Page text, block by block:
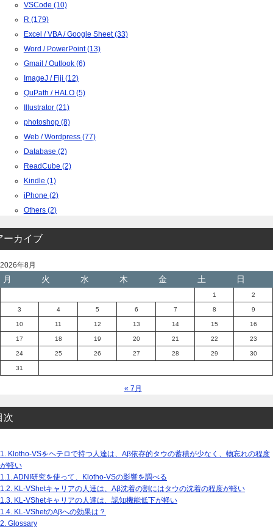
VSCode (10)
R (179)
Excel / VBA / Google Sheet (33)
Word / PowerPoint (13)
Gmail / Outlook (6)
ImageJ / Fiji (12)
QuPath / HALO (5)
Illustrator (21)
photoshop (8)
Web / Wordpress (77)
Database (2)
ReadCube (2)
Kindle (1)
iPhone (2)
Others (2)
ーカイブ
2026年8月
月 火 水 木 金 土 日
1 2
3 4 5 6 7 8 9
10 11 12 13 14 15 16
17 18 19 20 21 22 23
24 25 26 27 28 29 30
31
« 7月
次
1. Klotho-VSをヘテロで持つ人達は、Aβ依存的タウの蓄積が少なく、物忘れの程度
が軽い
1.1.ADNI研究を使って、Klotho-VSの影響を調べる
1.2. KL-VShetキャリアの人達は、Aβ沈着の割にはタウの沈着の程度が軽い
1.3. KL-VShetキャリアの人達は、認知機能低下が軽い
1.4. KL-VShetのAβへの効果は？
2. Glossary